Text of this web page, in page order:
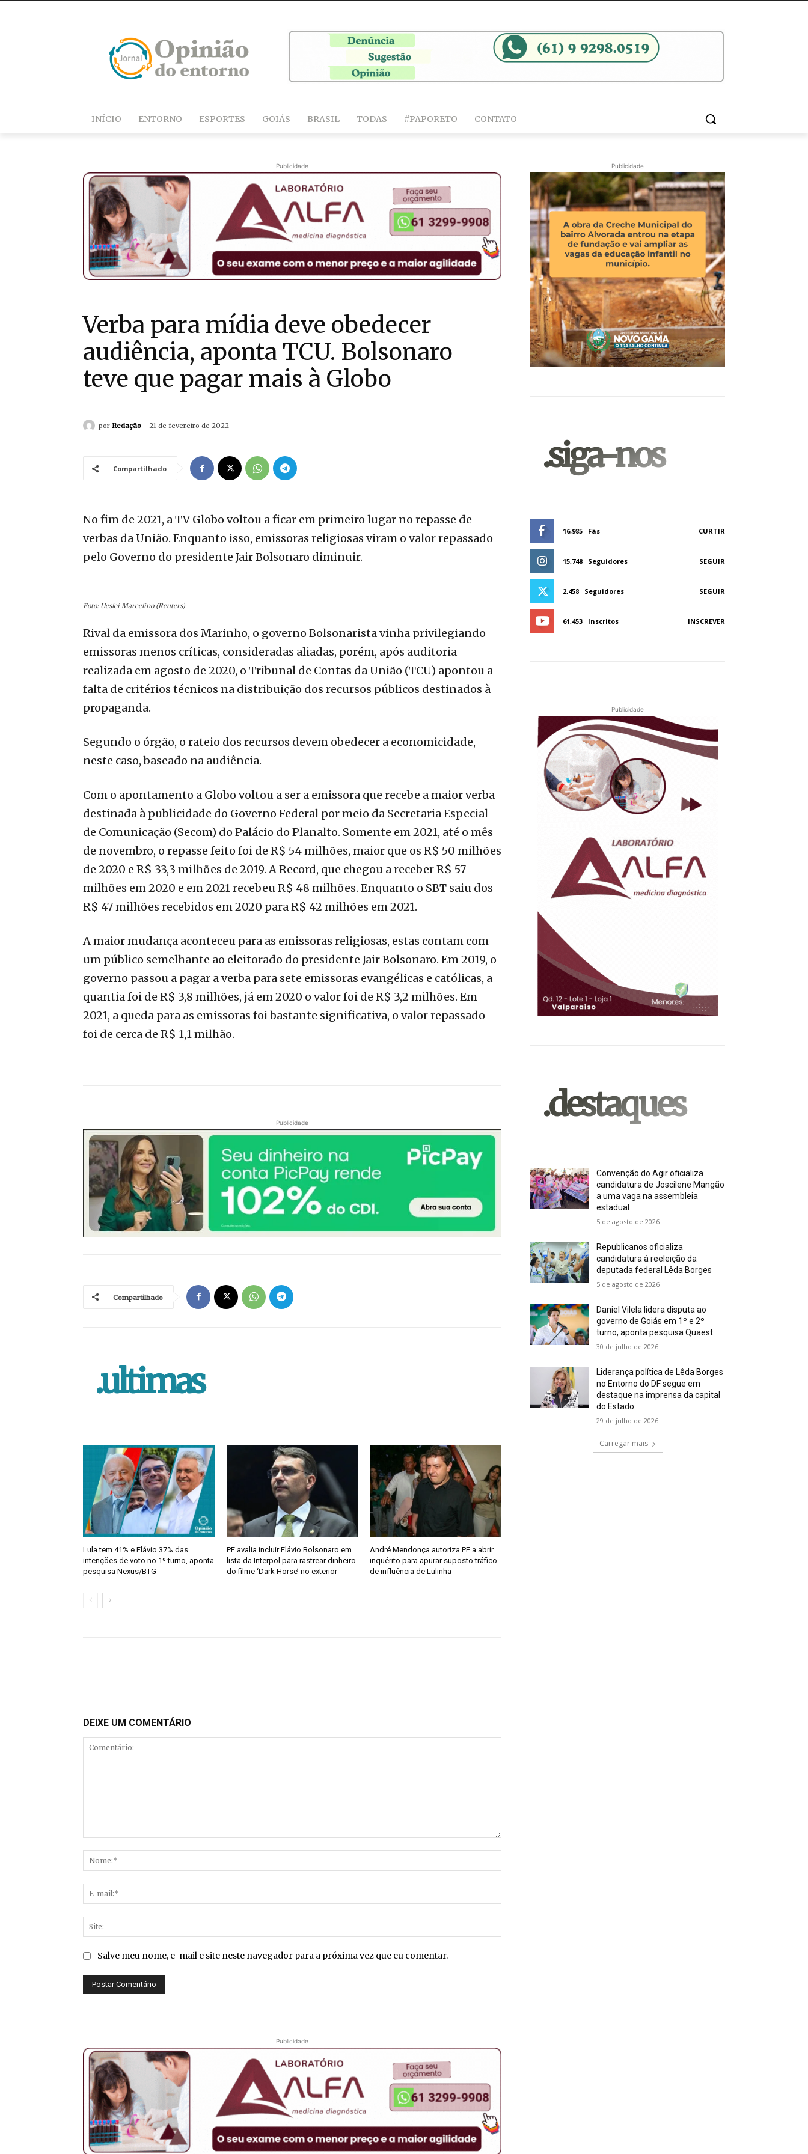
INÍCIO ENTORNO ESPORTES GOIÁS BRASIL TODAS #PAPORETO CONTATO
Publicidade
Verba para mídia deve obedecer
audiência, aponta TCU. Bolsonaro
teve que pagar mais à Globo
por Redação 21 de fevereiro de 2022
Compartilhado
No fim de 2021, a TV Globo voltou a ficar em primeiro lugar no repasse de
verbas da União. Enquanto isso, emissoras religiosas viram o valor repassado
pelo Governo do presidente Jair Bolsonaro diminuir.
Foto: Ueslei Marcelino (Reuters)
Rival da emissora dos Marinho, o governo Bolsonarista vinha privilegiando
emissoras menos críticas, consideradas aliadas, porém, após auditoria
realizada em agosto de 2020, o Tribunal de Contas da União (TCU) apontou a
falta de critérios técnicos na distribuição dos recursos públicos destinados à
propaganda.
Segundo o órgão, o rateio dos recursos devem obedecer a economicidade,
neste caso, baseado na audiência.
Com o apontamento a Globo voltou a ser a emissora que recebe a maior verba
destinada à publicidade do Governo Federal por meio da Secretaria Especial
de Comunicação (Secom) do Palácio do Planalto. Somente em 2021, até o mês
de novembro, o repasse feito foi de R$ 54 milhões, maior que os R$ 50 milhões
de 2020 e R$ 33,3 milhões de 2019. A Record, que chegou a receber R$ 57
milhões em 2020 e em 2021 recebeu R$ 48 milhões. Enquanto o SBT saiu dos
R$ 47 milhões recebidos em 2020 para R$ 42 milhões em 2021.
A maior mudança aconteceu para as emissoras religiosas, estas contam com
um público semelhante ao eleitorado do presidente Jair Bolsonaro. Em 2019, o
governo passou a pagar a verba para sete emissoras evangélicas e católicas, a
quantia foi de R$ 3,8 milhões, já em 2020 o valor foi de R$ 3,2 milhões. Em
2021, a queda para as emissoras foi bastante significativa, o valor repassado
foi de cerca de R$ 1,1 milhão.
Publicidade
Compartilhado
.ultimas
Lula tem 41% e Flávio 37% das
intenções de voto no 1º turno, aponta
pesquisa Nexus/BTG
PF avalia incluir Flávio Bolsonaro em
lista da Interpol para rastrear dinheiro
do filme ‘Dark Horse’ no exterior
André Mendonça autoriza PF a abrir
inquérito para apurar suposto tráfico
de influência de Lulinha
DEIXE UM COMENTÁRIO
mail:*
Salve meu nome, e-mail e site neste navegador para a próxima vez que eu comentar.
Publicidade
Publicidade
.siga-nos
16,985 Fãs CURTIR
15,748 Seguidores SEGUIR
2,458 Seguidores SEGUIR
61,453 Inscritos INSCREVER
Publicidade
.destaques
Convenção do Agir oficializa
candidatura de Joscilene Mangão
a uma vaga na assembleia
estadual
5 de agosto de 2026
Republicanos oficializa
candidatura à reeleição da
deputada federal Lêda Borges
5 de agosto de 2026
Daniel Vilela lidera disputa ao
governo de Goiás em 1º e 2º
turno, aponta pesquisa Quaest
30 de julho de 2026
Liderança política de Lêda Borges
no Entorno do DF segue em
destaque na imprensa da capital
do Estado
29 de julho de 2026
Carregar mais